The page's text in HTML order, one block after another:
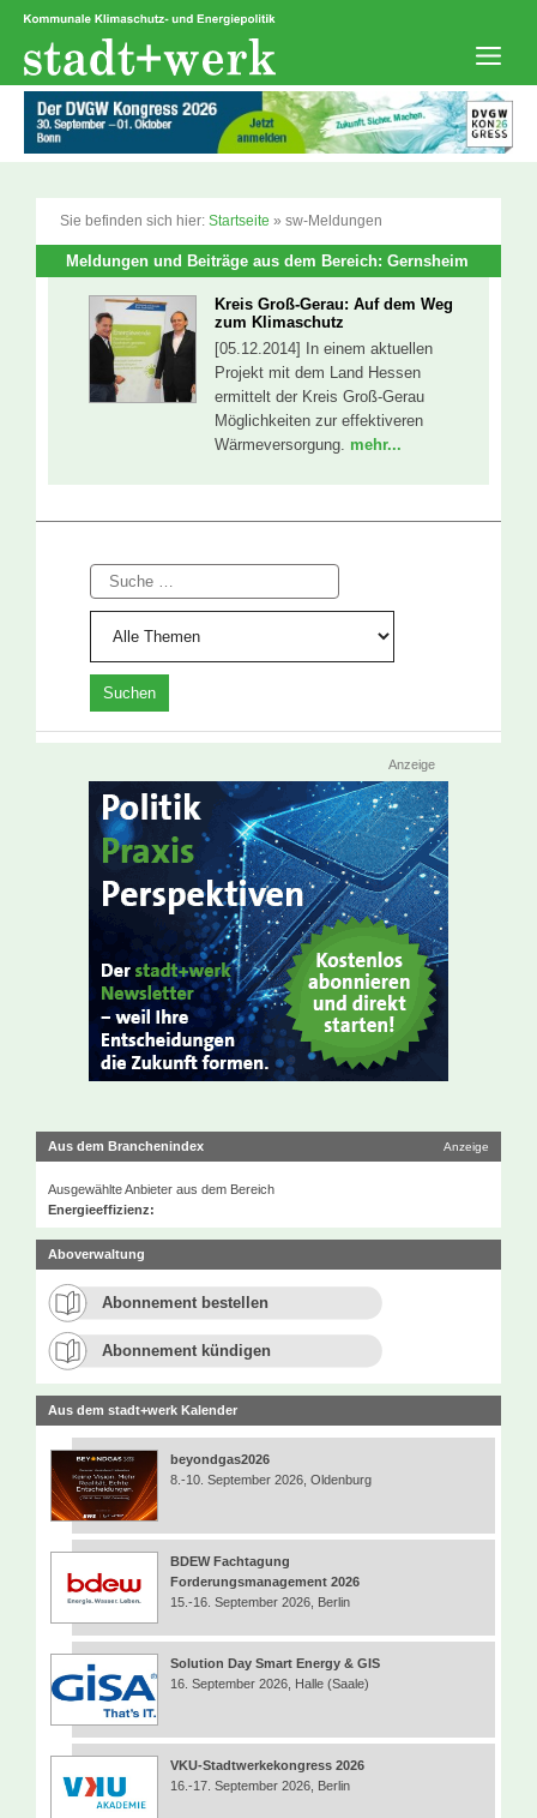
Zum
springen
Sie befinden sich hier: Startseite » sw-Meldungen
Meldungen und Beiträge aus dem Bereich: Gernsheim
Kreis Groß-Gerau: Auf dem Weg
zum Klimaschutz
[05.12.2014] In einem aktuellen
Projekt mit dem Land Hessen
ermittelt der Kreis Groß-Gerau
Möglichkeiten zur effektiveren
Wärmeversorgung. mehr...
Suche
Anzeige
Aus dem Branchenindex Anzeige
Ausgewählte Anbieter aus dem Bereich
Energieeffizienz:
Aboverwaltung
Abonnement bestellen
Abonnement kündigen
Aus dem stadt+werk Kalender
beyondgas2026
8.-10. September 2026, Oldenburg
BDEW Fachtagung
Forderungsmanagement 2026
15.-16. September 2026, Berlin
Solution Day Smart Energy & GIS
16. September 2026, Halle (Saale)
VKU-Stadtwerkekongress 2026
16.-17. September 2026, Berlin